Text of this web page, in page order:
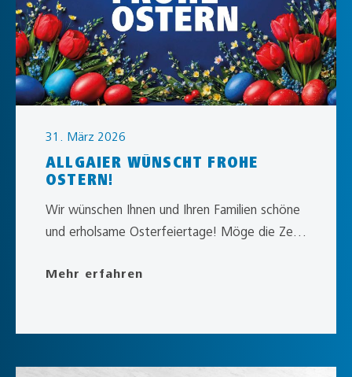
31. März 2026
ALLGAIER WÜNSCHT FROHE
OSTERN!
Wir wünschen Ihnen und Ihren Familien schöne
und erholsame Osterfeiertage! Möge die Zeit
Ein…
Mehr erfahren